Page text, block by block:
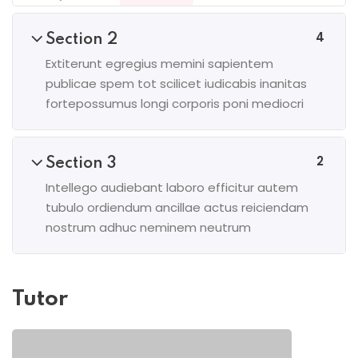
Section 2
Extiterunt egregius memini sapientem
publicae spem tot scilicet iudicabis inanitas
fortepossumus longi corporis poni mediocri
4
Section 3
Intellego audiebant laboro efficitur autem
tubulo ordiendum ancillae actus reiciendam
nostrum adhuc neminem neutrum
2
Tutor